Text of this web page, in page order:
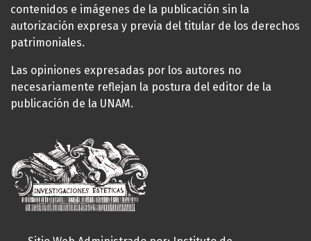
contenidos e imágenes de la publicación sin la
autorización expresa y previa del titular de los derechos
patrimoniales.
Las opiniones expresadas por los autores no
necesariamente reflejan la postura del editor de la
publicación de la UNAM.